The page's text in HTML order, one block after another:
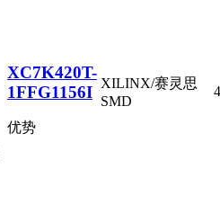
XC7K420T-
1FFG1156I
优势
XILINX/赛灵思
SMD